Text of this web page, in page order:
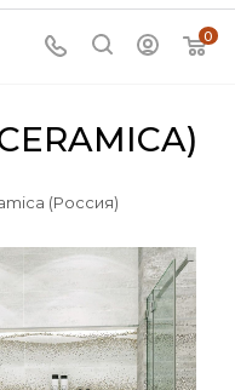
0
(Россия)